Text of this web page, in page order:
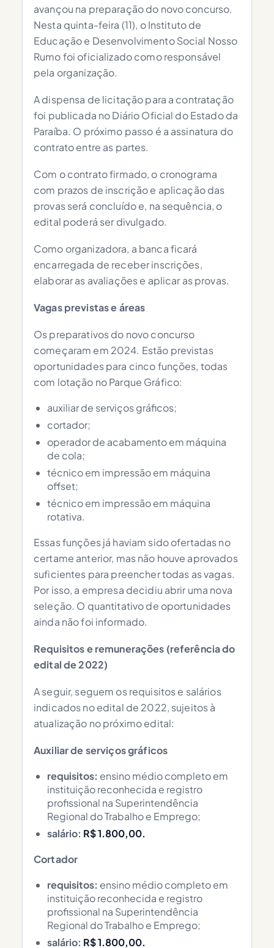
avançou na preparação do novo concurso.
Nesta quinta-feira (11), o Instituto de
Educação e Desenvolvimento Social Nosso
Rumo foi oficializado como responsável
pela organização.
A dispensa de licitação para a contratação
foi publicada no Diário Oficial do Estado da
Paraíba. O próximo passo é a assinatura do
contrato entre as partes.
Com o contrato firmado, o cronograma
com prazos de inscrição e aplicação das
provas será concluído e, na sequência, o
edital poderá ser divulgado.
Como organizadora, a banca ficará
encarregada de receber inscrições,
elaborar as avaliações e aplicar as provas.
Vagas previstas e áreas
Os preparativos do novo concurso
começaram em 2024. Estão previstas
oportunidades para cinco funções, todas
com lotação no Parque Gráfico:
auxiliar de serviços gráficos;
cortador;
operador de acabamento em máquina
de cola;
técnico em impressão em máquina
offset;
técnico em impressão em máquina
rotativa.
Essas funções já haviam sido ofertadas no
certame anterior, mas não houve aprovados
suficientes para preencher todas as vagas.
Por isso, a empresa decidiu abrir uma nova
seleção. O quantitativo de oportunidades
ainda não foi informado.
Requisitos e remunerações (referência do
edital de 2022)
A seguir, seguem os requisitos e salários
indicados no edital de 2022, sujeitos à
atualização no próximo edital:
Auxiliar de serviços gráficos
requisitos: ensino médio completo em
instituição reconhecida e registro
profissional na Superintendência
Regional do Trabalho e Emprego;
salário: R$ 1.800,00.
Cortador
requisitos: ensino médio completo em
instituição reconhecida e registro
profissional na Superintendência
Regional do Trabalho e Emprego;
salário: R$ 1.800,00.